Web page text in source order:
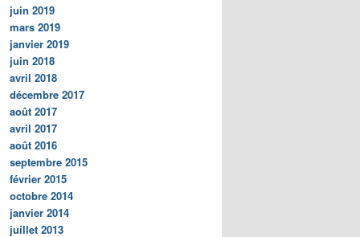
juin 2019
mars 2019
janvier 2019
juin 2018
avril 2018
décembre 2017
août 2017
avril 2017
août 2016
septembre 2015
février 2015
octobre 2014
janvier 2014
juillet 2013